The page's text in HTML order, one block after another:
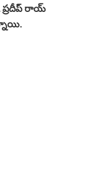
ప్రదీప్ రాయ్